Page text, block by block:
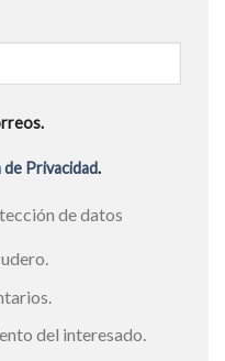
de Privacidad.
de datos
del interesado.